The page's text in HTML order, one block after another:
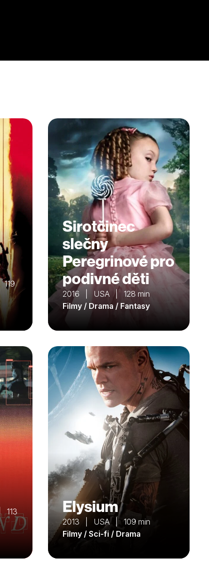
Sirotčinec
slečny
Peregrinové pro
podivné děti
2016 | USA | 128 min
Filmy / Drama / Fantasy
113
Elysium
2013 | USA | 109 min
Filmy / Sci-fi / Drama